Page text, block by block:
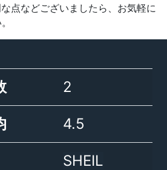
点などございましたら、お気軽に
2
4.5
SHEIL